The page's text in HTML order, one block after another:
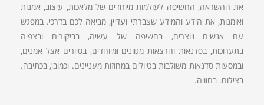
את ההשראה, החשיפה לעולמות מיוחדים של מלאכות, עיצוב, אמנות
ואומנות, את הידע והמידע שצברתי ועדיין, מביאה לכם בדרכי. במפגש
עם אנשים ויוצרים, בחשיפה של עשיה, בביקורים ובצפיה
בתערוכות, בסדנאות והרצאות מגוונים ומיוחדים, בסיורים אצל אמנים,
ובמסעות סדנאות משולבות בטיולים במחוזות מעניינים. וכמובן, בכתיבה.
בצילום. בחוויה.